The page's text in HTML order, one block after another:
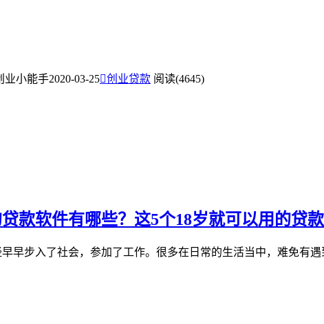
业小能手2020-03-25创业贷款 阅读(4645)
款软件有哪些？这5个18岁就可以用的贷款
早步入了社会，参加了工作。很多在日常的生活当中，难免有